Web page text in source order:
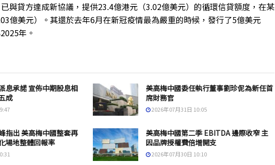
與貸方達成新協議，提供23.4億港元（3.02億美元）的循環信貸額度，在某
億美元）。其還於去年6月在新冠疫情最為嚴重的時候，發行了5億美元
年。
息承諾 宣佈中期股息相
成
美高梅中國委任執行董事劉珍伲為新任首
席財務官
2026年07月31日 10:05
指出 美高梅中國整套再
場地整體回報率
美高梅中國第二季 EBITDA 邊際收窄 主
因品牌授權費倍增開支
2026年07月30日 10:10